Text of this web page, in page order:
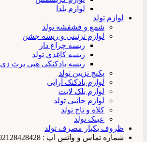
لوازم یلدا
لوازم تولد
شمع و فشفشه تولد
لوازم تزئینی و ریسه جشن
ریسه چراغ دار
ریسه کاغذی تولد
ریسه بادکنکی هپی برث دی
پکیج تزیین تولد
لوازم بادکنک آرایی
لوازم بلک لایت
لوازم جانبی تولد
کلاه و تاج تولد
عینک تولد
ظروف یکبار مصرف تولد
شماره تماس و واتس اپ : 02128428428